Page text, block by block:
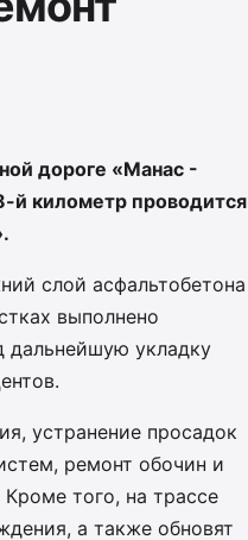
дороге «Манас -
й километр проводится
слой асфальтобетона
выполнено
дальнейшую укладку
устранение просадок
ремонт обочин и
того, на трассе
а также обновят